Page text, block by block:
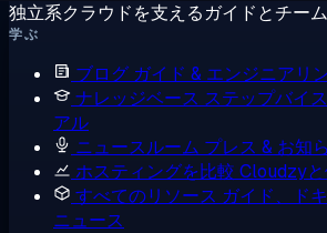
独立系クラウドを支えるガイドとチーム
学ぶ
ブログ ガイド & エンジニアリ
ナレッジベース ステップバイ
アル
ニュースルーム プレス & お知
ホスティングを比較 Cloudzy
すべてのリソース ガイド、ド
ニュース